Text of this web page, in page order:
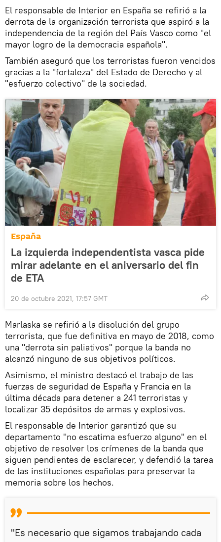
El responsable de Interior en España se refirió a la
derrota de la organización terrorista que aspiró a la
independencia de la región del País Vasco como "el
mayor logro de la democracia española".
También aseguró que los terroristas fueron vencidos
gracias a la "fortaleza" del Estado de Derecho y al
"esfuerzo colectivo" de la sociedad.
España
La izquierda independentista vasca pide
mirar adelante en el aniversario del fin
de ETA
20 de octubre 2021, 17:57 GMT
Marlaska se refirió a la disolución del grupo
terrorista, que fue definitiva en mayo de 2018, como
una "derrota sin paliativos" porque la banda no
alcanzó ninguno de sus objetivos políticos.
Asimismo, el ministro destacó el trabajo de las
fuerzas de seguridad de España y Francia en la
última década para detener a 241 terroristas y
localizar 35 depósitos de armas y explosivos.
El responsable de Interior garantizó que su
departamento "no escatima esfuerzo alguno" en el
objetivo de resolver los crímenes de la banda que
siguen pendientes de esclarecer, y defendió la tarea
de las instituciones españolas para preservar la
memoria sobre los hechos.
"Es necesario que sigamos trabajando cada